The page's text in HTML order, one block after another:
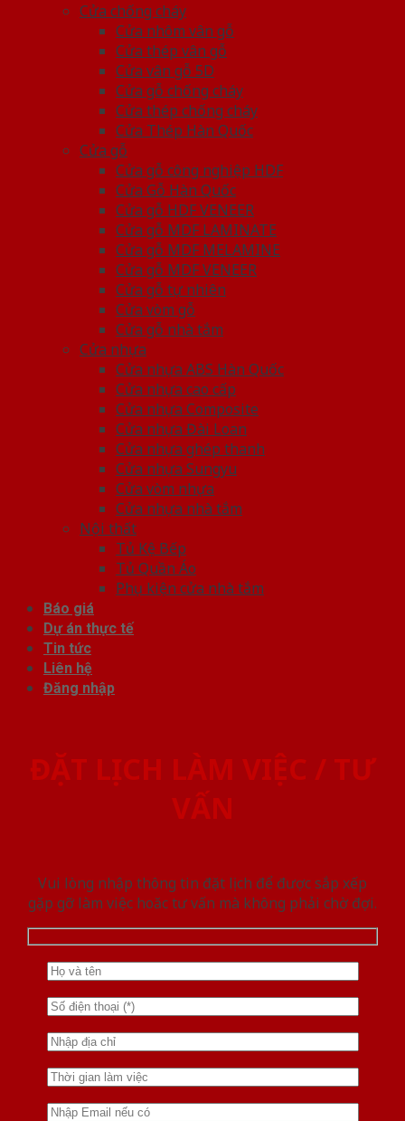
Cửa chống cháy
Cửa nhôm vân gỗ
Cửa thép vân gỗ
Cửa vân gỗ 5D
Cửa gỗ chống cháy
Cửa thép chống cháy
Cửa Thép Hàn Quốc
Cửa gỗ
Cửa gỗ công nghiệp HDF
Cửa Gỗ Hàn Quốc
Cửa gỗ HDF VENEER
Cửa gỗ MDF LAMINATE
Cửa gỗ MDF MELAMINE
Cửa gỗ MDF VENEER
Cửa gỗ tự nhiên
Cửa vòm gỗ
Cửa gỗ nhà tắm
Cửa nhựa
Cửa nhựa ABS Hàn Quốc
Cửa nhựa cao cấp
Cửa nhựa Composite
Cửa nhựa Đài Loan
Cửa nhựa ghép thanh
Cửa nhựa Sungyu
Cửa vòm nhựa
Cửa nhựa nhà tắm
Nội thất
Tủ Kệ Bếp
Tủ Quần Áo
Phụ kiện cửa nhà tắm
Báo giá
Dự án thực tế
Tin tức
Liên hệ
Đăng nhập
ĐẶT LỊCH LÀM VIỆC / TƯ
VẤN
Vui lòng nhập thông tin đặt lịch để được sắp xếp
gặp gỡ làm việc hoăc tư vấn mà không phải chờ đợi.